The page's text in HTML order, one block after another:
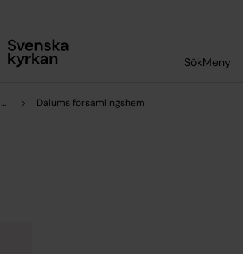
SökMeny
... Dalums församlingshem